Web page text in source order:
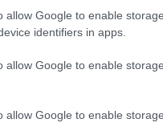
allow Google to enable
identifiers in apps.
allow Google to enable
allow Google to enable
è d’obbligo, e
rito che ogni
artistica di Leonardo.
spesa milanese